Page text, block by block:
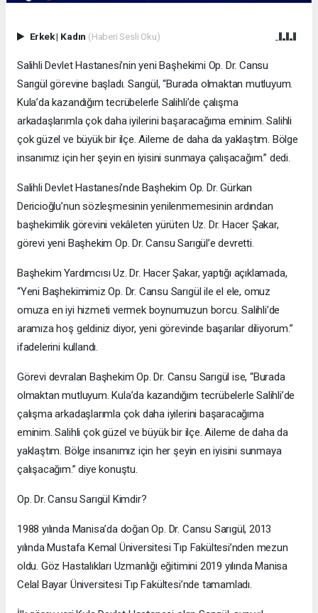
Erkek| Kadın (Haberi Sesli Oku)
Salihli Devlet Hastanesi’nin yeni Başhekimi Op. Dr. Cansu
Sarıgül görevine başladı. Sarıgül, “Burada olmaktan mutluyum.
Kula’da kazandığım tecrübelerle Salihli’de çalışma
arkadaşlarımla çok daha iyilerini başaracağıma eminim. Salihli
çok güzel ve büyük bir ilçe. Aileme de daha da yaklaştım. Bölge
insanımız için her şeyin en iyisini sunmaya çalışacağım.” dedi.
Salihli Devlet Hastanesi’nde Başhekim Op. Dr. Gürkan
Dericioğlu’nun sözleşmesinin yenilenmemesinin ardından
başhekimlik görevini vekâleten yürüten Uz. Dr. Hacer Şakar,
görevi yeni Başhekim Op. Dr. Cansu Sarıgül’e devretti.
Başhekim Yardımcısı Uz. Dr. Hacer Şakar, yaptığı açıklamada,
“Yeni Başhekimimiz Op. Dr. Cansu Sarıgül ile el ele, omuz
omuza en iyi hizmeti vermek boynumuzun borcu. Salihli’de
aramıza hoş geldiniz diyor, yeni görevinde başarılar diliyorum.”
ifadelerini kullandı.
Görevi devralan Başhekim Op. Dr. Cansu Sarıgül ise, “Burada
olmaktan mutluyum. Kula’da kazandığım tecrübelerle Salihli’de
çalışma arkadaşlarımla çok daha iyilerini başaracağıma
eminim. Salihli çok güzel ve büyük bir ilçe. Aileme de daha da
yaklaştım. Bölge insanımız için her şeyin en iyisini sunmaya
çalışacağım.” diye konuştu.
Op. Dr. Cansu Sarıgül Kimdir?
1988 yılında Manisa’da doğan Op. Dr. Cansu Sarıgül, 2013
yılında Mustafa Kemal Üniversitesi Tıp Fakültesi’nden mezun
oldu. Göz Hastalıkları Uzmanlığı eğitimini 2019 yılında Manisa
Celal Bayar Üniversitesi Tıp Fakültesi’nde tamamladı.